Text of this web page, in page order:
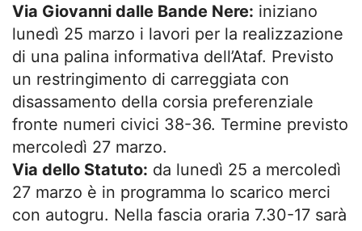
Via Giovanni dalle Bande Nere: iniziano
lunedì 25 marzo i lavori per la realizzazione
di una palina informativa dell’Ataf. Previsto
un restringimento di carreggiata con
disassamento della corsia preferenziale
fronte numeri civici 38-36. Termine previsto
mercoledì 27 marzo.
Via dello Statuto: da lunedì 25 a mercoledì
27 marzo è in programma lo scarico merci
con autogru. Nella fascia oraria 7.30-17 sarà